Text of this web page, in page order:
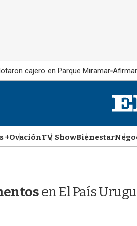
cajero en Parque Miramar
+OvaciónTV ShowBienestar
en El País